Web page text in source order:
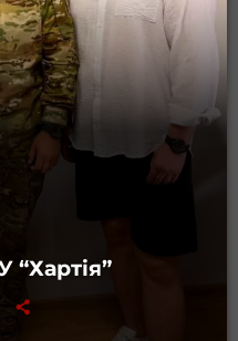
“Хартія”